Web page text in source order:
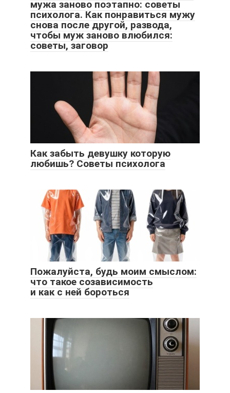
мужа заново поэтапно: советы
психолога. Как понравиться мужу
снова после другой, развода,
чтобы муж заново влюбился:
советы, заговор
Как забыть девушку которую
любишь? Советы психолога
Пожалуйста, будь моим смыслом:
что такое созависимость
и как с ней бороться